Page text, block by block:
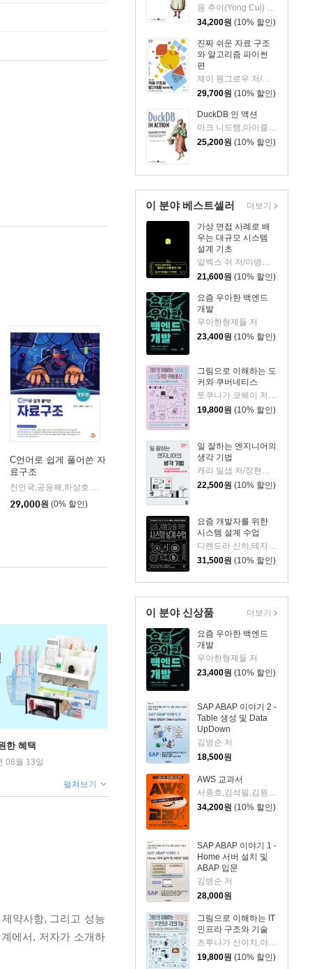
34,200원 (10% 할인)
진짜 쉬운 자료 구조
와 알고리즘 파이썬
편
29,700원 (10% 할인)
DuckDB 인 액션
25,200원 (10% 할인)
이 분야 베스트셀러
가상 면접 사례로 배
우는 대규모 시스템
설계 기초
21,600원 (10% 할인)
요즘 우아한 백엔드
개발
우아한형제들 저
23,400원 (10% 할인)
그림으로 이해하는 도
커와 쿠버네티스
19,800원 (10% 할인)
일 잘하는 엔지니어의
생각 기법
22,500원 (10% 할인)
요즘 개발자를 위한
시스템 설계 수업
31,500원 (10% 할인)
더보기
이 분야 신상품
요즘 우아한 백엔드
개발
우아한형제들 저
23,400원 (10% 할인)
SAP ABAP 이야기 2 -
Table 생성 및 Data
UpDown
김병순 저
18,500원
AWS 교과서
서종호,김석필,김원일 저
34,200원 (10% 할인)
SAP ABAP 이야기 1 -
Home 서버 설치 및
ABAP 입문
김병순 저
28,000원
그림으로 이해하는 IT
인프라 구조와 기술
츠루나가 신이치,야마모토 나오아키,야마네 다케노부,기타자키 아야치카 저/김성훈 역
19,800원 (10% 할인)
더보기
C언어로 쉽게 풀어쓴 자
료구조
천인국,공용해,하상호 공저
생능출판사
29,000원 (0% 할인)
한 혜택
08월 13일
펼쳐보기
약사항, 그리고 성능
에서, 저자가 소개하